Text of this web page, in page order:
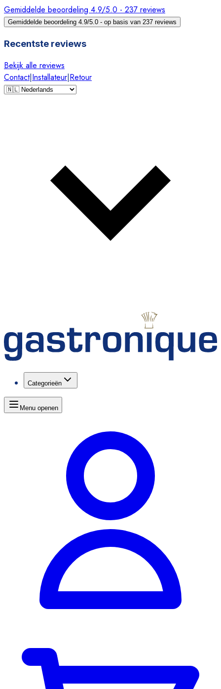
Gemiddelde beoordeling 4.9/5.0 - 237 reviews
Gemiddelde beoordeling 4.9/5.0 - op basis van 237 reviews
Recentste reviews
Bekijk alle reviews
Contact|Installateur|Retour
Categorieën
Menu openen